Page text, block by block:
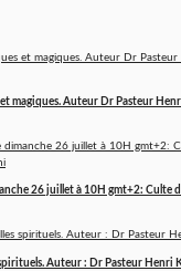
magiques. Auteur Dr Pasteur
26 juillet à 10H gmt+2:
Auteur : Dr Pasteur Henri